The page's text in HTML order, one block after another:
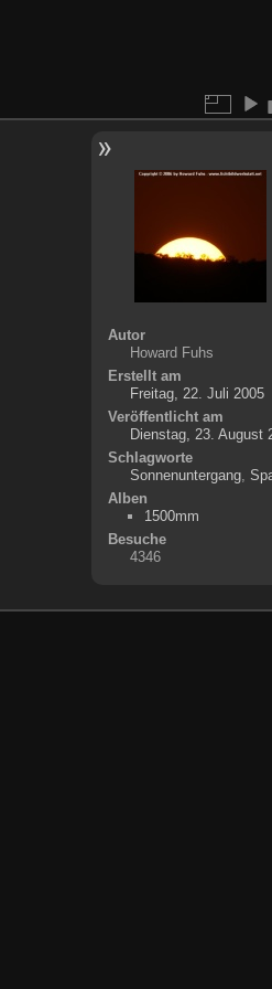
Autor
Howard Fuhs
Erstellt am
Freitag, 22. Juli 2005
Veröffentlicht am
Dienstag, 23. August
Schlagworte
Sonnenuntergang,
Alben
1500mm
Besuche
4346